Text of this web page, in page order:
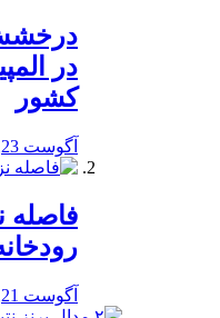
در
کشور
آگوست 23, 2019
️فاصله
آگوست 21, 2019